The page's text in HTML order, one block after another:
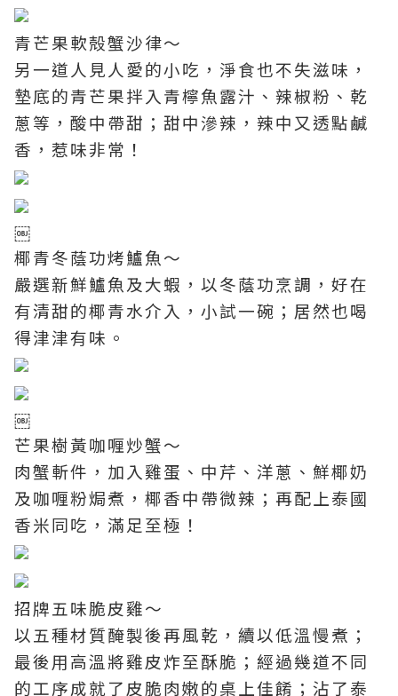
青芒果軟殻蟹沙律～
另一道人見人愛的小吃，淨食也不失滋味，
墊底的青芒果拌入青檸魚露汁、辣椒粉、乾
蔥等，酸中帶甜；甜中滲辣，辣中又透點鹹
香，惹味非常！
￼
椰青冬蔭功烤鱸魚～
嚴選新鮮鱸魚及大蝦，以冬蔭功烹調，好在
有清甜的椰青水介入，小試一碗；居然也喝
得津津有味。
￼
芒果樹黃咖喱炒蟹～
肉蟹斬件，加入雞蛋、中芹、洋蔥、鮮椰奶
及咖喱粉焗煮，椰香中帶微辣；再配上泰國
香米同吃，滿足至極！
招牌五味脆皮雞～
以五種材質醃製後再風乾，續以低溫慢煮；
最後用高溫將雞皮炸至酥脆；經過幾道不同
的工序成就了皮脆肉嫩的桌上佳餚；沾了泰